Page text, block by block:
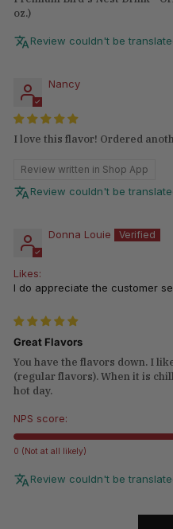
oz.)
Review couldn't be
Nancy
I love this flavor! Ordered
Review written in Shop App
Review couldn't be
Donna Louie
Likes:
I do appreciate the customer
Great Flavors
You have the flavors down. I
(regular flavors). When it is
hot day.
NPS score:
0 (Not at all likely)
Review couldn't be